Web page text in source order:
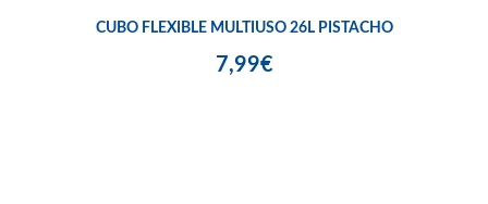
CUBO FLEXIBLE MULTIUSO 26L PISTACHO
7,99€